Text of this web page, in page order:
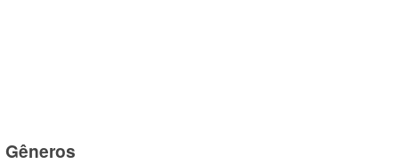
Gêneros